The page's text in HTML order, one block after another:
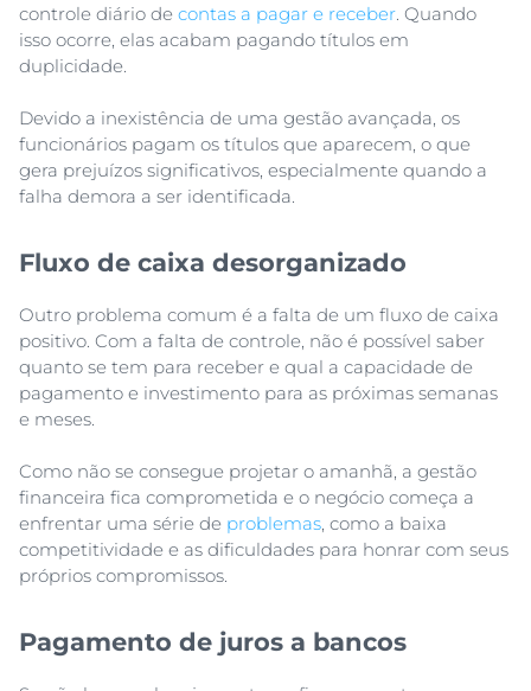
controle diário de contas a pagar e receber . Quando
isso ocorre, elas acabam pagando títulos em
duplicidade.
Devido a inexistência de uma gestão avançada, os
funcionários pagam os títulos que aparecem, o que
gera prejuízos significativos, especialmente quando a
falha demora a ser identificada.
Fluxo de caixa desorganizado
Outro problema comum é a falta de um fluxo de caixa
positivo. Com a falta de controle, não é possível saber
quanto se tem para receber e qual a capacidade de
pagamento e investimento para as próximas semanas
e meses.
Como não se consegue projetar o amanhã, a gestão
financeira fica comprometida e o negócio começa a
enfrentar uma série de problemas, como a baixa
competitividade e as dificuldades para honrar com seus
próprios compromissos.
Pagamento de juros a bancos